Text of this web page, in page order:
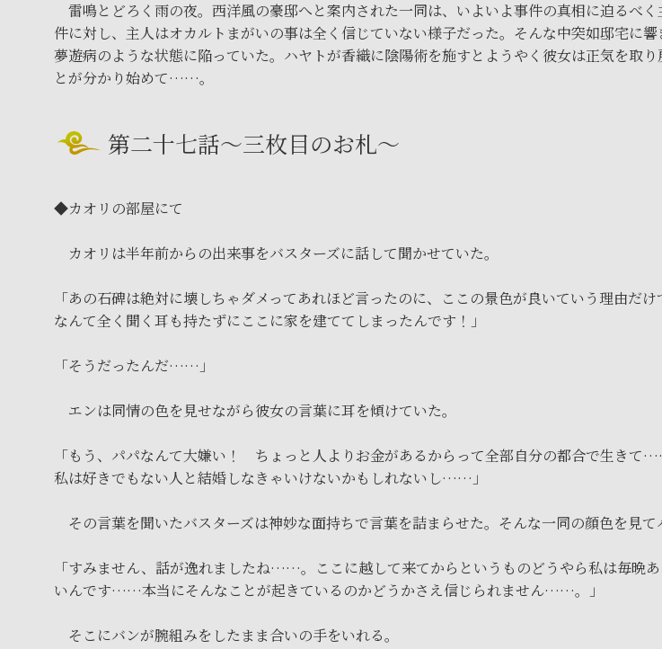
雷鳴とどろく雨の夜。西洋風の豪邸へと案内された一同は、いよいよ事件の真相に迫るべ
件に対し、主人はオカルトまがいの事は全く信じていない様子だった。そんな中突如邸宅に
夢遊病のような状態に陥っていた。ハヤトが香織に陰陽術を施すとようやく彼女は正気を取
とが分かり始めて……。
第二十七話～三枚目のお札～
◆カオリの部屋にて
カオリは半年前からの出来事をバスターズに話して聞かせていた。
「あの石碑は絶対に壊しちゃダメってあれほど言ったのに、ここの景色が良いていう理由
なんて全く聞く耳も持たずにここに家を建ててしまったんです！」
「そうだったんだ……」
エンは同情の色を見せながら彼女の言葉に耳を傾けていた。
「もう、パパなんて大嫌い！ ちょっと人よりお金があるからって全部自分の都合で生き
私は好きでもない人と結婚しなきゃいけないかもしれないし……」
その言葉を聞いたバスターズは神妙な面持ちで言葉を詰まらせた。そんな一同の顔色を見
「すみません、話が逸れましたね……。ここに越して来てからというものどうやら私は毎
いんです……本当にそんなことが起きているのかどうかさえ信じられません……。」
そこにバンが腕組みをしたまま合いの手をいれる。